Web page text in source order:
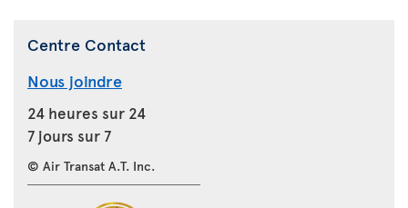
Centre Contact
Nous joindre
24 heures sur 24
7 jours sur 7
© Air Transat A.T. Inc.